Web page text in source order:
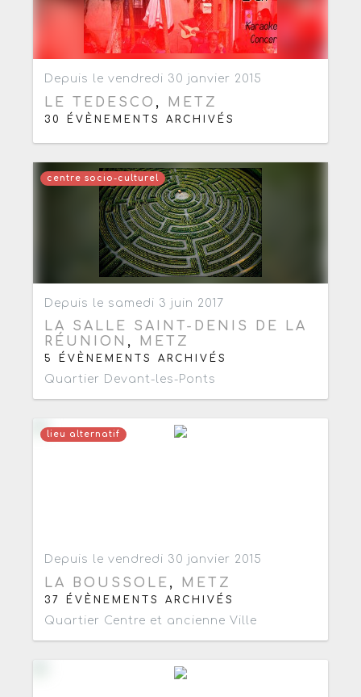
Depuis le vendredi 30 janvier 2015
LE TEDESCO , METZ
30 ÉVÈNEMENTS ARCHIVÉS
centre socio-culturel
Depuis le samedi 3 juin 2017
LA SALLE SAINT-DENIS DE LA
RÉUNION , METZ
5 ÉVÈNEMENTS ARCHIVÉS
Quartier Devant-les-Ponts
lieu alternatif
Depuis le vendredi 30 janvier 2015
LA BOUSSOLE , METZ
37 ÉVÈNEMENTS ARCHIVÉS
Quartier Centre et ancienne Ville